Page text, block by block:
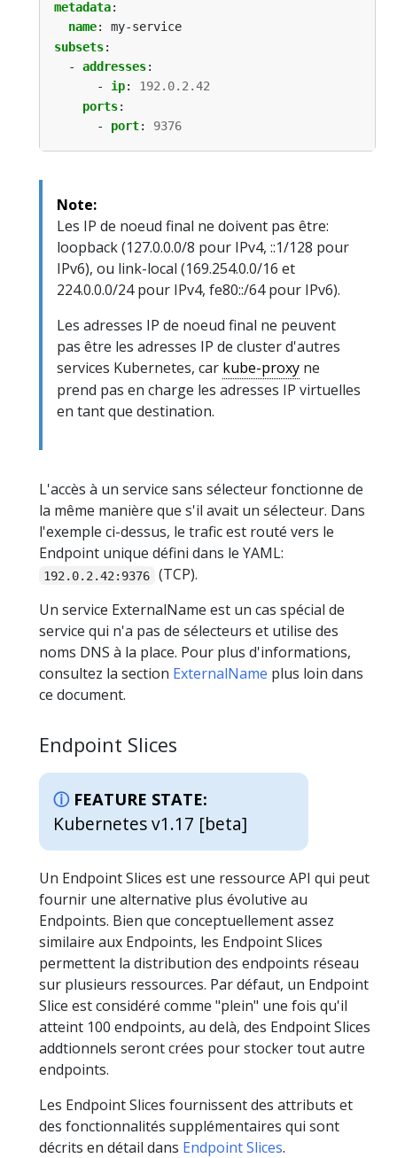
metadata:
name:
my-service
subsets:
- addresses:
- ip:
192.0.2.42
ports:
- port: 9376
Note:
Les IP de noeud final ne doivent pas être:
loopback (127.0.0.0/8 pour IPv4, ::1/128 pour
IPv6), ou link-local (169.254.0.0/16 et
224.0.0.0/24 pour IPv4, fe80::/64 pour IPv6).
Les adresses IP de noeud final ne peuvent
pas être les adresses IP de cluster d'autres
services Kubernetes, car kube-proxy ne
prend pas en charge les adresses IP virtuelles
en tant que destination.
L'accès à un service sans sélecteur fonctionne de
la même manière que s'il avait un sélecteur. Dans
l'exemple ci-dessus, le trafic est routé vers le
Endpoint unique défini dans le YAML:
192.0.2.42:9376
(TCP).
Un service ExternalName est un cas spécial de
service qui n'a pas de sélecteurs et utilise des
noms DNS à la place. Pour plus d'informations,
consultez la section ExternalName plus loin dans
ce document.
Endpoint Slices
FEATURE STATE:
Kubernetes v1.17 [beta]
Un Endpoint Slices est une ressource API qui peut
fournir une alternative plus évolutive au
Endpoints. Bien que conceptuellement assez
similaire aux Endpoints, les Endpoint Slices
permettent la distribution des endpoints réseau
sur plusieurs ressources. Par défaut, un Endpoint
Slice est considéré comme "plein" une fois qu'il
atteint 100 endpoints, au delà, des Endpoint Slices
addtionnels seront crées pour stocker tout autre
endpoints.
Les Endpoint Slices fournissent des attributs et
des fonctionnalités supplémentaires qui sont
décrits en détail dans Endpoint Slices.